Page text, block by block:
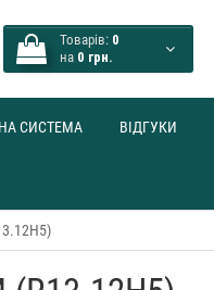
Товарів: 0
на 0 грн.
СИСТЕМА ВІДГУКИ